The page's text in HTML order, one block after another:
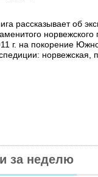
рассказывает об
г. на покорение
норвежская,
за неделю